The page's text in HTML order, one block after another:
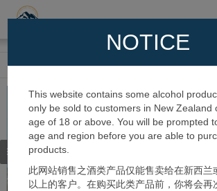
网站首页 保健品系列
筛选类别
NOTICE
This website contains some alcohol
only be sold to customers in New Zealand
age of 18 or above. You will be prompted
age and region before you are able to
products.
此网站销售之酒类产品仅能售卖给在新西兰
以上的客户。在购买此类产品前，你将会再